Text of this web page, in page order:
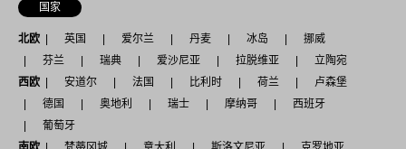
国家
北欧 英国 爱尔兰 丹麦 冰岛
挪威
芬兰
瑞典 爱沙尼亚 拉脱维亚
立陶宛
西欧
安道尔 法国 比利时 荷兰
卢森堡
德国
奥地利 瑞士 摩纳哥
西班牙
葡萄牙